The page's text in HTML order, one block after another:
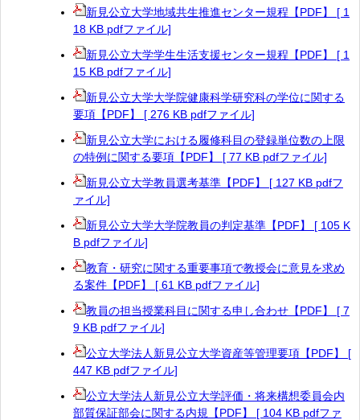
新見公立大学地域共生推進センター規程【PDF】 [ 1
18 KB pdfファイル]
新見公立大学学生生活支援センター規程【PDF】 [ 1
15 KB pdfファイル]
新見公立大学大学院健康科学研究科の学位に関する
要項【PDF】 [ 276 KB pdfファイル]
新見公立大学における履修科目の登録単位数の上限
の特例に関する要項【PDF】 [ 77 KB pdfファイル]
新見公立大学教員選考基準【PDF】 [ 127 KB pdfフ
ァイル]
新見公立大学大学院教員の判定基準【PDF】 [ 105 K
B pdfファイル]
教育・研究に関する重要事項で教授会に意見を求め
る案件【PDF】 [ 61 KB pdfファイル]
教員の担当授業科目に関する申し合わせ【PDF】 [ 7
9 KB pdfファイル]
公立大学法人新見公立大学資産等管理要項【PDF】 [
447 KB pdfファイル]
公立大学法人新見公立大学評価・将来構想委員会内
部質保証部会に関する内規【PDF】 [ 104 KB pdfファ